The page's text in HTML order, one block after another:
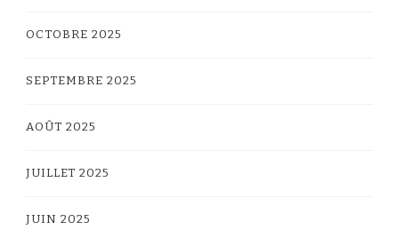
OCTOBRE 2025
SEPTEMBRE 2025
AOÛT 2025
JUILLET 2025
JUIN 2025